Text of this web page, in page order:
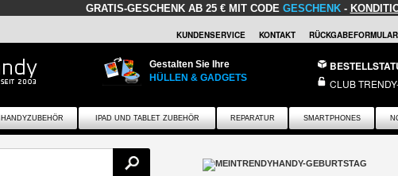
GRATIS-GESCHENK AB 25 € MIT CODE GESCHENK-
KUNDENSERVICE KONTAKT RÜCKGABEFORMULAR
Gestalten Sie Ihre
HÜLLEN & GADGETS
CLUB
HANDYZUBEHÖR IPAD UND TABLET ZUBEHÖR REPARATUR SMARTPHONES